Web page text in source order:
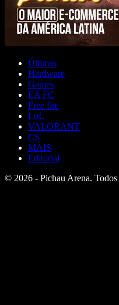
Últimas
Hardware
Games
EA FC
Free fire
LoL
VALORANT
CS
MAIS
Editorial
© 2026 - Pichau Arena.